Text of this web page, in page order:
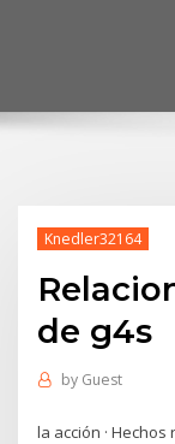
Knedler32164
de g4s
by Guest
la acción ·